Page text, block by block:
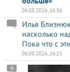
06.08.2026, 16:36
Илья
насколько
Пока что с
06.08.2026, 16:15
4